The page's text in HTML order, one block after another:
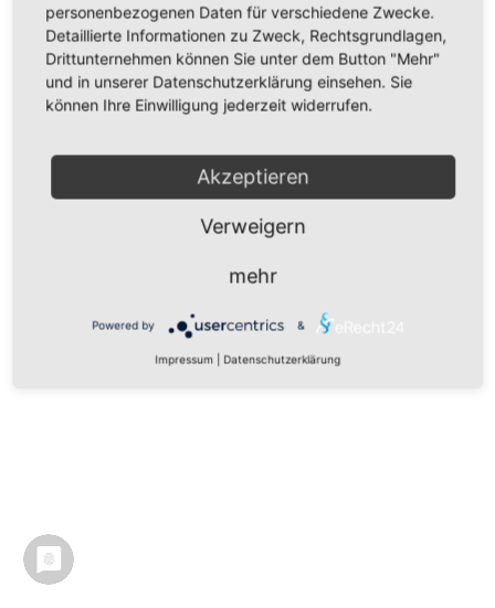
personenbezogenen Daten für verschiedene Zwecke.
Detaillierte Informationen zu Zweck, Rechtsgrundlagen,
Drittunternehmen können Sie unter dem Button "Mehr"
und in unserer Datenschutzerklärung einsehen. Sie
können Ihre Einwilligung jederzeit widerrufen.
Akzeptieren
Verweigern
mehr
Powered by &
Impressum Datenschutzerklärung